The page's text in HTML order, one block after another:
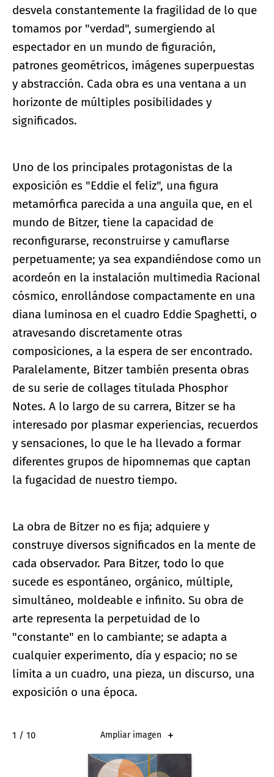
desvela constantemente la fragilidad de lo que
tomamos por "verdad", sumergiendo al
espectador en un mundo de figuración,
patrones geométricos, imágenes superpuestas
y abstracción. Cada obra es una ventana a un
horizonte de múltiples posibilidades y
significados.
Uno de los principales protagonistas de la
exposición es "Eddie el feliz", una figura
metamórfica parecida a una anguila que, en el
mundo de Bitzer, tiene la capacidad de
reconfigurarse, reconstruirse y camuflarse
perpetuamente; ya sea expandiéndose como un
acordeón en la instalación multimedia Racional
cósmico, enrollándose compactamente en una
diana luminosa en el cuadro Eddie Spaghetti, o
atravesando discretamente otras
composiciones, a la espera de ser encontrado.
Paralelamente, Bitzer también presenta obras
de su serie de collages titulada Phosphor
Notes. A lo largo de su carrera, Bitzer se ha
interesado por plasmar experiencias, recuerdos
y sensaciones, lo que le ha llevado a formar
diferentes grupos de hipomnemas que captan
la fugacidad de nuestro tiempo.
La obra de Bitzer no es fija; adquiere y
construye diversos significados en la mente de
cada observador. Para Bitzer, todo lo que
sucede es espontáneo, orgánico, múltiple,
simultáneo, moldeable e infinito. Su obra de
arte representa la perpetuidad de lo
"constante" en lo cambiante; se adapta a
cualquier experimento, día y espacio; no se
limita a un cuadro, una pieza, un discurso, una
exposición o una época.
2 / 10 Ampliar imagen